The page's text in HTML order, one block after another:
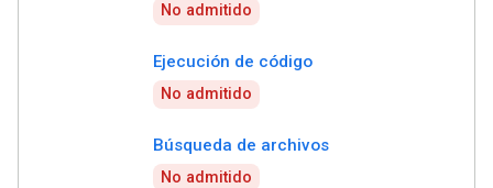
No admitido
Ejecución de código
No admitido
Búsqueda de archivos
No admitido